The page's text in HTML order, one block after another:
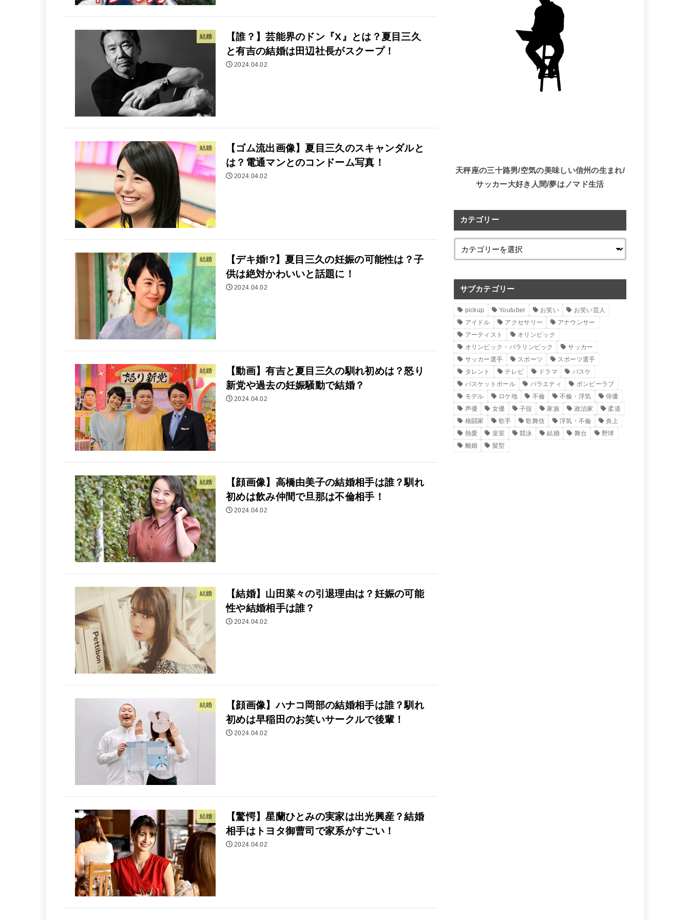
結婚
【誰？】芸能界のドン『X』とは？夏目三久
と有吉の結婚は田辺社長がスクープ！
2024.04.02
結婚
【ゴム流出画像】夏目三久のスキャンダルと
は？電通マンとのコンドーム写真！
2024.04.02
結婚
【デキ婚!?】夏目三久の妊娠の可能性は？子
供は絶対かわいいと話題に！
2024.04.02
結婚
【動画】有吉と夏目三久の馴れ初めは？怒り
新党や過去の妊娠騒動で結婚？
2024.04.02
結婚
【顔画像】高橋由美子の結婚相手は誰？馴れ
初めは飲み仲間で旦那は不倫相手！
2024.04.02
結婚
【結婚】山田菜々の引退理由は？妊娠の可能
性や結婚相手は誰？
2024.04.02
結婚
【顔画像】ハナコ岡部の結婚相手は誰？馴れ
初めは早稲田のお笑いサークルで後輩！
2024.04.02
結婚
【驚愕】星蘭ひとみの実家は出光興産？結婚
相手はトヨタ御曹司で家系がすごい！
2024.04.02
天秤座の三十路男/空気の美味しい信州の生まれ/
サッカー大好き人間/夢はノマド生活
カテゴリー
サブカテゴリー
pickup Youtuber お笑い
お笑い芸人
アイドル
アクセサリー
アナウンサー
アーティスト
オリンピック
オリンピック・パラリンピック
サッカー
サッカー選手
スポーツ
スポーツ選手
タレント
テレビ ドラマ
バスケ
バスケットボール
バラエティ
ボンビーラブ
モデル
ロケ地 不倫 不倫・浮気
俳優
声優
女優 子役 家族 政治家
柔道
格闘家
歌手 歌舞伎 浮気・不倫
炎上
熱愛
皇室 競泳 結婚 舞台
野球
離婚
髪型